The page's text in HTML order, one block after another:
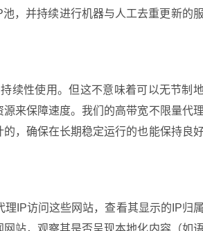
，并持续进行机器与人工去重更新的服
续性使用。但这不意味着可以无节制
来保障速度。我们的高带宽不限量代理
，确保在长期稳定运行的也能保持良
IP访问这些网站，查看其显示的IP归属
站，观察其是否呈现本地化内容（如